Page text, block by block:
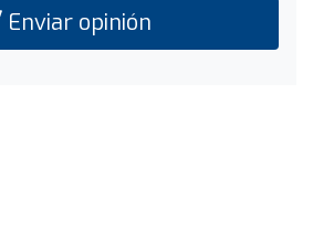
Enviar opinión